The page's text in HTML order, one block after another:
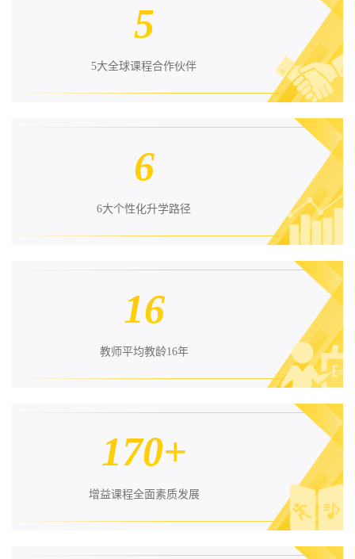
5
5大全球课程合作伙伴
6
6大个性化升学路径
16
教师平均教龄16年
170+
增益课程全面素质发展